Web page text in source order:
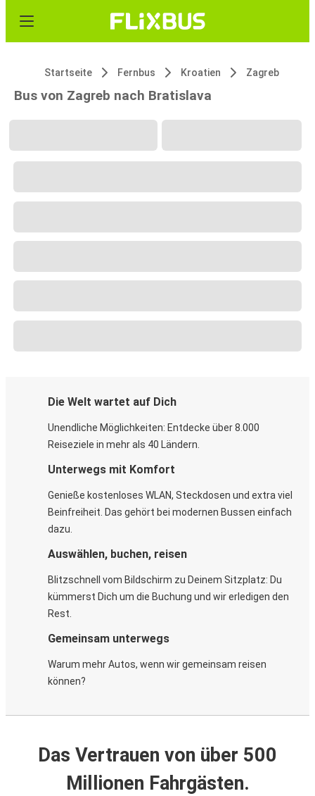
Startseite Fernbus Kroatien Zagreb
Bus von Zagreb nach Bratislava
Die Welt wartet auf Dich
Unendliche Möglichkeiten: Entdecke über 8.000
Reiseziele in mehr als 40 Ländern.
Unterwegs mit Komfort
Genieße kostenloses WLAN, Steckdosen und extra viel
Beinfreiheit. Das gehört bei modernen Bussen einfach
dazu.
Auswählen, buchen, reisen
Blitzschnell vom Bildschirm zu Deinem Sitzplatz: Du
kümmerst Dich um die Buchung und wir erledigen den
Rest.
Gemeinsam unterwegs
Warum mehr Autos, wenn wir gemeinsam reisen
können?
Das Vertrauen von über 500
Millionen Fahrgästen.